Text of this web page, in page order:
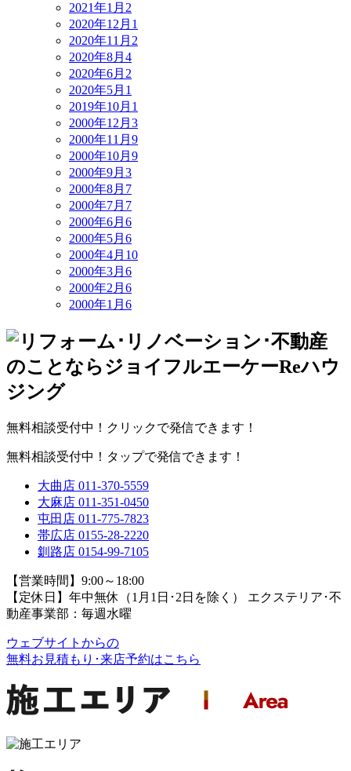
2021年1月 2
2020年12月 1
2020年11月 2
2020年8月 4
2020年6月 2
2020年5月 1
2019年10月 1
2000年12月 3
2000年11月 9
2000年10月 9
2000年9月 3
2000年8月 7
2000年7月 7
2000年6月 6
2000年5月 6
2000年4月 10
2000年3月 6
2000年2月 6
2000年1月 6
無料相談受付中！クリックで発信できます！
無料相談受付中！タップで発信できます！
大曲店 011-370-5559
大麻店 011-351-0450
屯田店 011-775-7823
帯広店 0155-28-2220
釧路店 0154-99-7105
【営業時間】9:00～18:00
【定休日】年中無休（1月1日･2日を除く） エクステリア･不
動産事業部：毎週水曜
ウェブサイトからの
無料お見積もり･来店予約はこちら